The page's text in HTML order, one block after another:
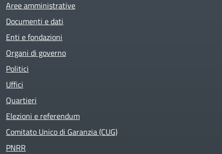
Aree amministrative
Documenti e dati
Enti e fondazioni
Organi di governo
Politici
Uffici
Quartieri
Elezioni e referendum
Comitato Unico di Garanzia (CUG)
PNRR